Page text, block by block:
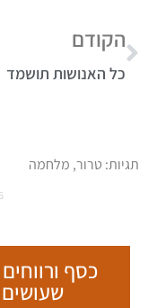
הקודם
כל האנושות תושמד
תגיות: טרור, מלחמה
כסף
שעושים 93% מבעלי העסקים